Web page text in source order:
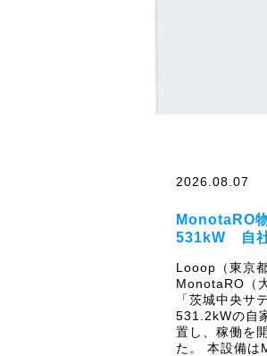
2026.08.07
MonotaRO
531kW 自社
Looop（東京
MonotaRO（
「茨城中央サ
531.2kWの自
置し、稼働を
た。 本設備は